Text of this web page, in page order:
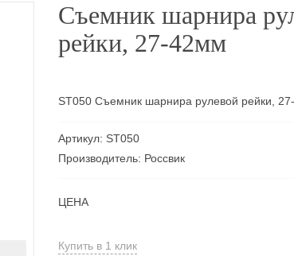
Съемник шарнира
рейки, 27-42мм
ST050 Съемник шарнира рулевой рейки,
Артикул: ST050
Производитель: Россвик
ЦЕНА
Купить в 1 клик